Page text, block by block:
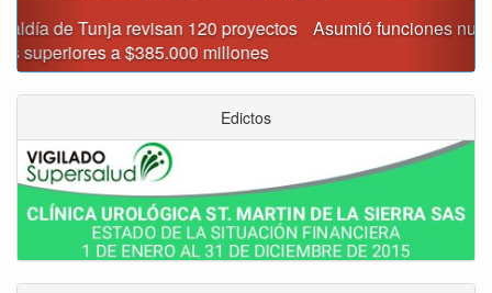
Asumió funciones nuevo secretario de Medio Ambiente de
Tunja
Edictos